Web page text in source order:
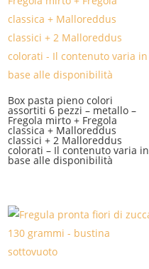
Box pasta pieno colori
assortiti 6 pezzi – metallo –
Fregola mirto + Fregola
classica + Malloreddus
classici + 2 Malloreddus
colorati – Il contenuto varia in
base alle disponibilità